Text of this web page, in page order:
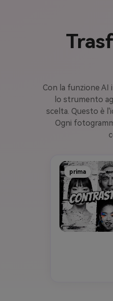
Con la funzione AI
lo strumento
scelta. Questo è
Ogni
prima